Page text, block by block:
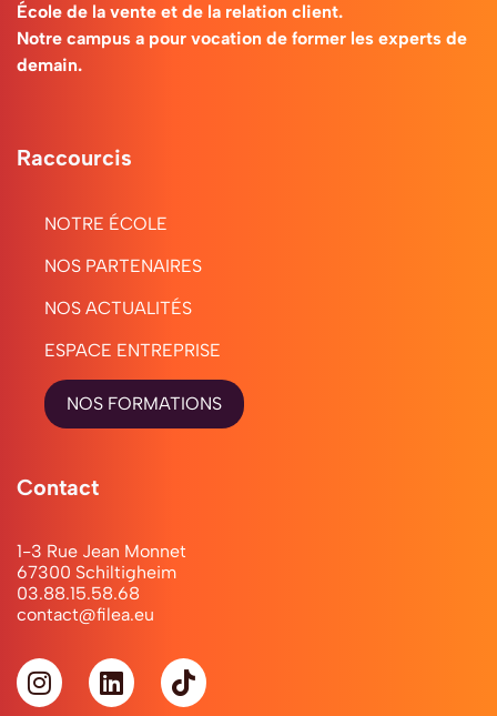
École de la vente et de la relation client.
Notre campus a pour vocation de former les experts de
demain.
Raccourcis
NOTRE ÉCOLE
NOS PARTENAIRES
NOS ACTUALITÉS
ESPACE ENTREPRISE
NOS FORMATIONS
Contact
1-3 Rue Jean Monnet
67300 Schiltigheim
03.88.15.58.68
contact@filea.eu